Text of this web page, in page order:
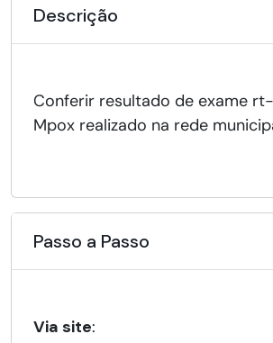
Descrição
Conferir resultado de exame
Mpox realizado na rede
Passo a Passo
Via site: